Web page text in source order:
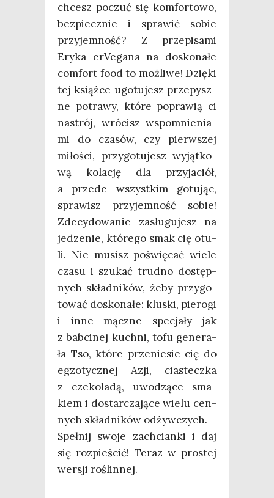
chcesz poczuć się kom­for­to­wo,
bez­piecz­nie i spra­wić sobie
przy­jem­ność? Z prze­pi­sa­mi
Ery­ka erVe­ga­na na dosko­na­łe
com­fort food to moż­li­we! Dzię­ki
tej książ­ce ugo­tu­jesz prze­pysz­
ne potra­wy, któ­re popra­wią ci
nastrój, wró­cisz wspo­mnie­nia­
mi do cza­sów, czy pierw­szej
miło­ści, przy­go­tu­jesz wyjąt­ko­
wą kola­cję dla przy­ja­ciół,
a przede wszyst­kim gotu­jąc,
spra­wisz przy­jem­ność sobie!
Zde­cy­do­wa­nie zasłu­gu­jesz na
jedze­nie, któ­re­go smak cię otu­
li. Nie musisz poświę­cać wie­le
cza­su i szu­kać trud­no dostęp­
nych skład­ni­ków, żeby przy­go­
to­wać dosko­na­łe: klu­ski, pie­ro­gi
i inne mącz­ne spe­cja­ły jak
z bab­ci­nej kuch­ni, tofu gene­ra­
ła Tso, któ­re prze­nie­sie cię do
egzo­tycz­nej Azji, cia­stecz­ka
z cze­ko­la­dą, uwo­dzą­ce sma­
kiem i dostar­cza­ją­ce wie­lu cen­
nych skład­ni­ków odżywczych.
Speł­nij swo­je zachcian­ki i daj
się roz­pie­ścić! Teraz w pro­stej
wer­sji roślinnej.